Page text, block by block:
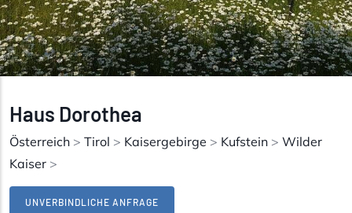
Haus Dorothea
Österreich > Tirol > Kaisergebirge > Kufstein > Wilder
Kaiser >
UNVERBINDLICHE ANFRAGE